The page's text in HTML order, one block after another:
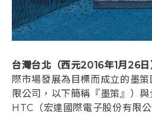
台灣台北（西元2016年1月26日
際市場發展為目標而成立的墨
限公司，以下簡稱『墨策』）
HTC（宏達國際電子股份有限